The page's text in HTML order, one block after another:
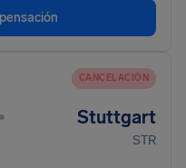
CANCELACIÓN
• Stuttgart
STR